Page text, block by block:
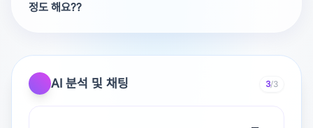
정도 해요??
AI 분석 및 채팅 3/3